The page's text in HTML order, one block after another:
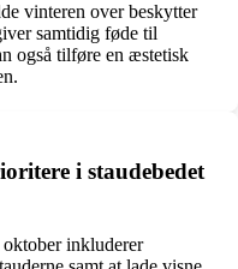
vinteren over beskytter
samtidig føde til
også tilføre en æstetisk
i staudebedet
inkluderer